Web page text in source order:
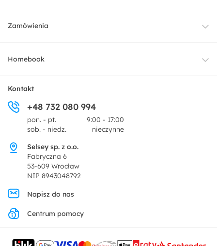
Meble
Dekoracje i akcesoria
Promocje
Zamówienia
Dostawa
Zwroty
Pytania i odpowiedzi
Homebook
O nas
Centrum prasowe
Regulamin
Polityka prywatności
Ustawienia prywatności
Kontakt
Kontakt
+48 732 080 994
pon. - pt.
9:00 - 17:00
sob. - niedz.
nieczynne
Selsey sp. z o.o.
Fabryczna 6
53-609 Wrocław
NIP 8943048792
Napisz do nas
Centrum pomocy